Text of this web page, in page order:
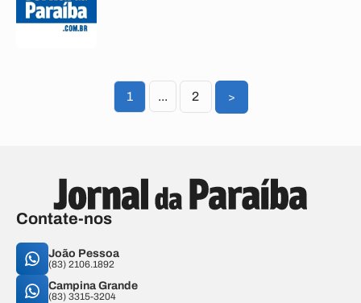
1 ... 2 >
Contate-nos
João Pessoa
(83) 2106.1892
Campina Grande
(83) 3315-3204